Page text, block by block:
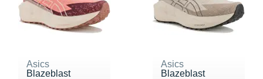
Asics
Blazeblast
Asics
Blazeblast